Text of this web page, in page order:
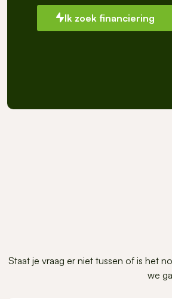
Ik zoek financiering
Staat je vraag er niet tussen of is het
we